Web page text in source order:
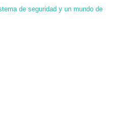
de seguridad y un mundo de